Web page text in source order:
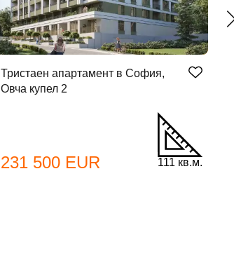
Тристаен апартамент в София,
Овча купел 2
231 500 EUR 111 кв.м.